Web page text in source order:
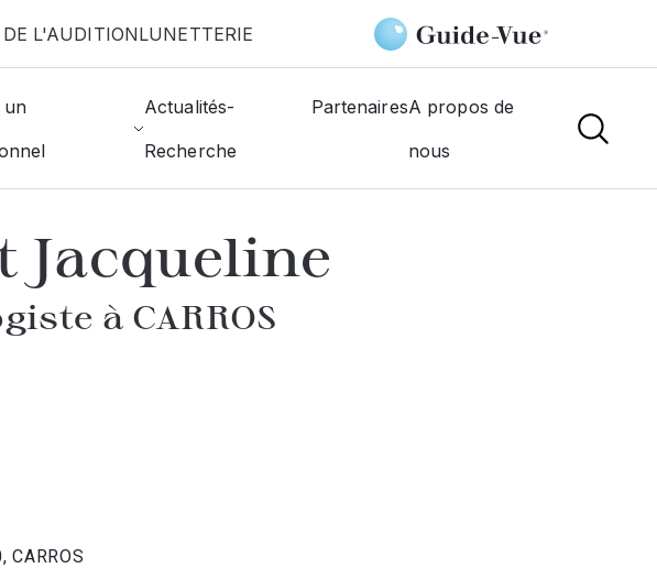
L'AUDITIONLUNETTERIE
un
Actualités-
Recherche
PartenairesA propos de
nous
Carros Herrant Jacqueline
Jacqueline
à CARROS